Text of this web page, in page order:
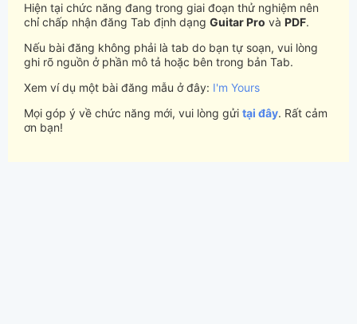
Hiện tại chức năng đang trong giai đoạn thử nghiệm nên
chỉ chấp nhận đăng Tab định dạng Guitar Pro và PDF.
Nếu bài đăng không phải là tab do bạn tự soạn, vui lòng
ghi rõ nguồn ở phần mô tả hoặc bên trong bản Tab.
Xem ví dụ một bài đăng mẫu ở đây: I'm Yours
Mọi góp ý về chức năng mới, vui lòng gửi tại đây. Rất cảm
ơn bạn!